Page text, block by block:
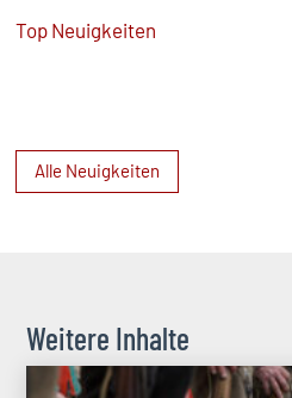
Top Neuigkeiten
Alle Neuigkeiten
Weitere Inhalte